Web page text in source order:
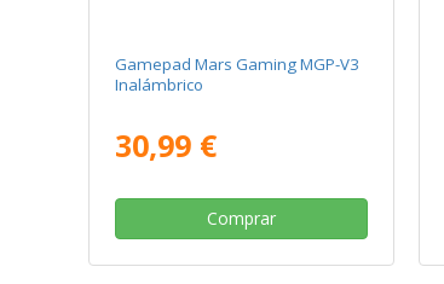
Gamepad Mars Gaming MGP-V3
Inalámbrico
30,99 €
Comprar